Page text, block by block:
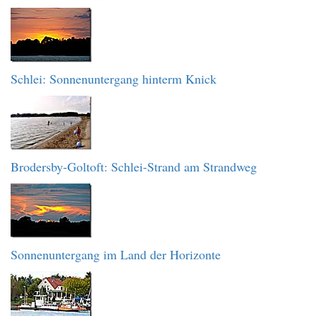
Schlei: Sonnenuntergang hinterm Knick
Brodersby-Goltoft: Schlei-Strand am Strandweg
Sonnenuntergang im Land der Horizonte